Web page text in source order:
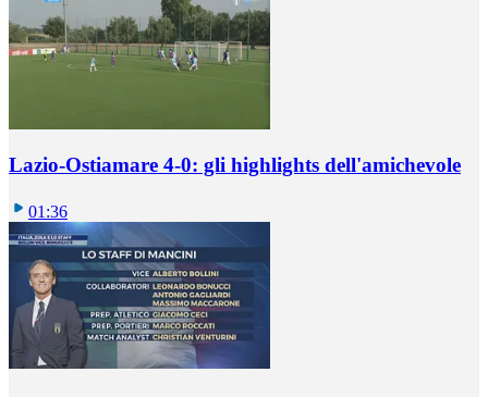
Lazio-Ostiamare 4-0: gli highlights dell'amichevole
01:36